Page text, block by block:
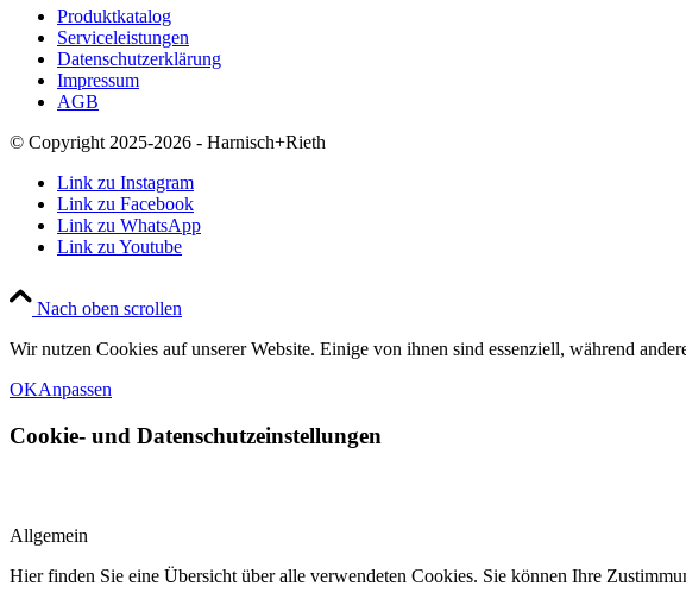
Produktkatalog
Serviceleistungen
Datenschutzerklärung
Impressum
AGB
© Copyright 2025-2026 - Harnisch+Rieth
Link zu Instagram
Link zu Facebook
Link zu WhatsApp
Link zu Youtube
Nach oben scrollen
Wir nutzen Cookies auf unserer Website. Einige von ihnen sind essenziell, während
OKAnpassen
Cookie- und Datenschutzeinstellungen
Allgemein
Hier finden Sie eine Übersicht über alle verwendeten Cookies. Sie können Ihre